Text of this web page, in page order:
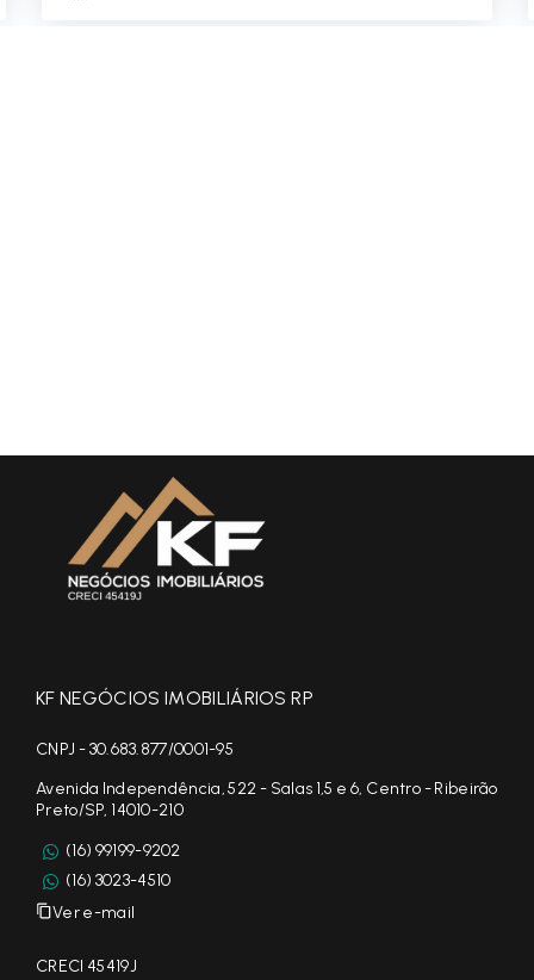
KF NEGÓCIOS IMOBILIÁRIOS RP
CNPJ - 30.683.877/0001-95
Avenida Independência, 522 - Salas 1,5 e 6, Centro - Ribeirão
Preto/SP, 14010-210
(16) 99199-9202
(16) 3023-4510
Ver e-mail
CRECI 45419J